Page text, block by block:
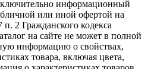
информационный
или иной офертой на
п. 2 Гражданского кодекса
на сайте не может в полной
информацию о свойствах,
товара, включая цвета,